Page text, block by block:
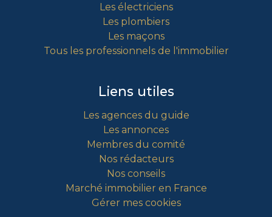
Les électriciens
Les plombiers
Les maçons
Tous les professionnels de l'immobilier
Liens utiles
Les agences du guide
Les annonces
Membres du comité
Nos rédacteurs
Nos conseils
Marché immobilier en France
Gérer mes cookies